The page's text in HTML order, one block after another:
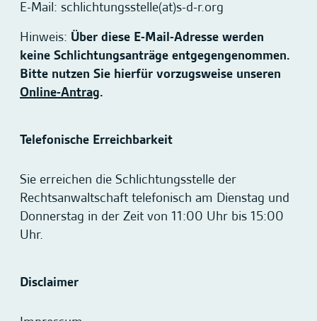
E-Mail: schlichtungsstelle(at)s-d-r.org
Hinweis: Über diese E-Mail-Adresse werden
keine Schlichtungsanträge entgegengenommen.
Bitte nutzen Sie hierfür vorzugsweise unseren
Online-Antrag.
Telefonische Erreichbarkeit
Sie erreichen die Schlichtungsstelle der
Rechtsanwaltschaft telefonisch am Dienstag und
Donnerstag in der Zeit von 11:00 Uhr bis 15:00
Uhr.
Disclaimer